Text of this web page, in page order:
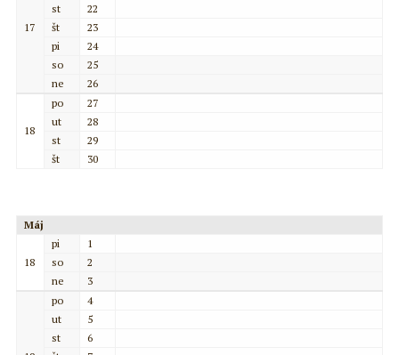
17
st
22
št
23
pi
24
so
25
ne
26
18
po
27
ut
28
st
29
št
30
Máj
18
pi
1
so
2
ne
3
po
4
ut
5
st
6